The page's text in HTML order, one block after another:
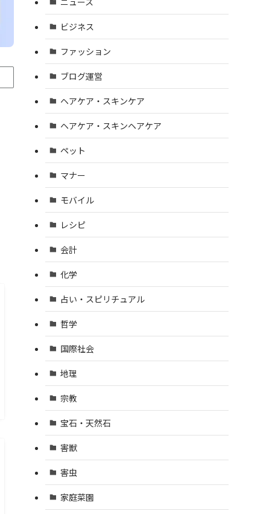
ビジネス
ファッション
ブログ運営
ヘアケア・スキンケア
ヘアケア・スキンヘアケア
ペット
マナー
モバイル
レシピ
会計
化学
占い・スピリチュアル
哲学
国際社会
地理
宗教
宝石・天然石
害獣
害虫
家庭菜園